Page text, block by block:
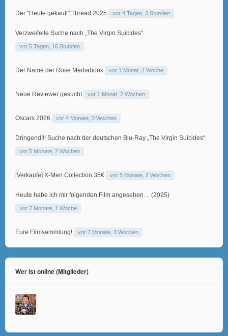
Der "Heute gekauft" Thread 2025 vor 4 Tagen, 3 Stunden
Verzweifelte Suche nach „The Virgin Suicides“
vor 5 Tagen, 16 Stunden
Der Name der Rose Mediabook vor 1 Monat, 1 Woche
Neue Reviewer gesucht vor 1 Monat, 2 Wochen
Oscars 2026 vor 4 Monate, 3 Wochen
Dringend!!! Suche nach der deutschen Blu-Ray „The Virgin Suicides“
vor 5 Monate, 2 Wochen
[Verkaufe] X-Men Collection 35€ vor 5 Monate, 2 Wochen
Heute habe ich mir folgenden Film angesehen… (2025)
vor 7 Monate, 1 Woche
Eure Filmsammlung! vor 7 Monate, 3 Wochen
Wer ist online (Mitglieder)